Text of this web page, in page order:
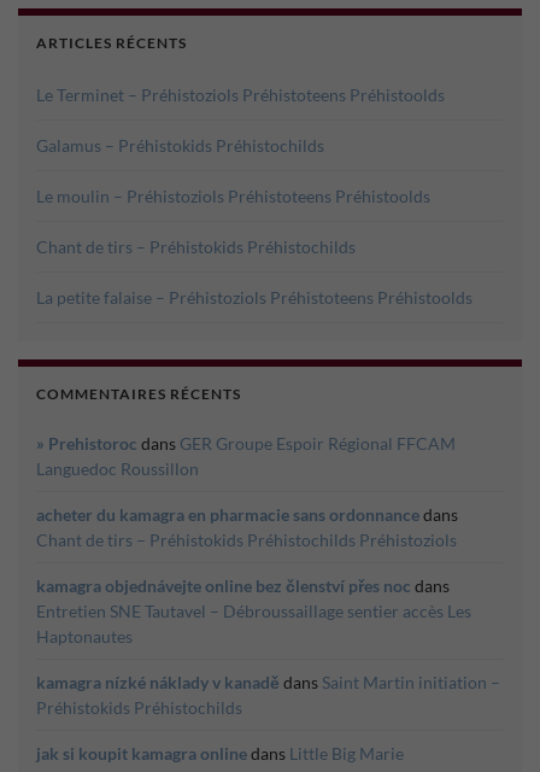
ARTICLES RÉCENTS
Le Terminet – Préhistoziols Préhistoteens Préhistoolds
Galamus – Préhistokids Préhistochilds
Le moulin – Préhistoziols Préhistoteens Préhistoolds
Chant de tirs – Préhistokids Préhistochilds
La petite falaise – Préhistoziols Préhistoteens Préhistoolds
COMMENTAIRES RÉCENTS
» Prehistoroc dans GER Groupe Espoir Régional FFCAM
Languedoc Roussillon
acheter du kamagra en pharmacie sans ordonnancedans
Chant de tirs – Préhistokids Préhistochilds Préhistoziols
kamagra objednávejte online bez členství přes noc dans
Entretien SNE Tautavel – Débroussaillage sentier accès Les
Haptonautes
kamagra nízké náklady v kanadě dans Saint Martin initiation –
Préhistokids Préhistochilds
jak si koupit kamagra onlinedans Little Big Marie